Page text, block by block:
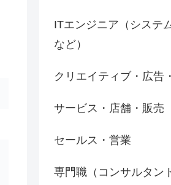
ITエンジニア（システ
など）
クリエイティブ・広告
サービス・店舗・販売
セールス・営業
専門職（コンサルタン